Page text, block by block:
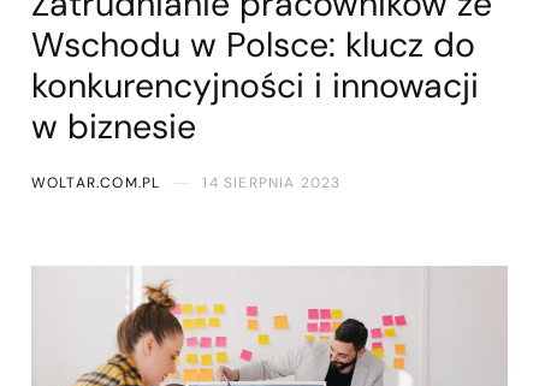
Wschodu w Polsce: klucz do
konkurencyjności i innowacji
w biznesie
WOLTAR.COM.PL 14 SIERPNIA 2023